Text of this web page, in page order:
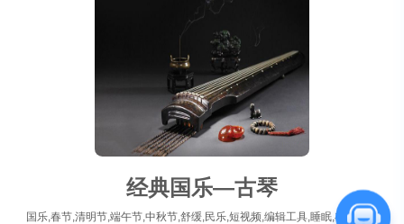
经典国乐—古琴
国乐,春节,清明节,端午节,中秋节,舒缓,民乐,短视频,编辑工具,睡眠,在线教育,公播,无人声,推荐